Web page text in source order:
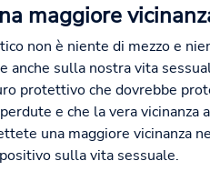
maggiore
non è niente di mezzo e
anche sulla nostra vita
protettivo che dovrebbe
e che la vera
una maggiore vicinanza
sulla vita sessuale.